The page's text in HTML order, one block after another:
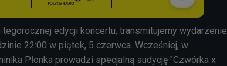
edycji koncertu, transmitujemy wydarzenie
22:00 w piątek, 5 czerwca. Wcześniej, w
Płonka prowadzi specjalną audycję "Czwórka x